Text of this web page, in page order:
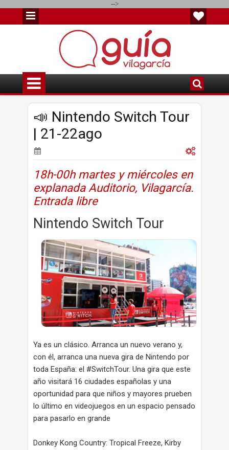
-->
📣 Nintendo Switch Tour
| 21-22ago
18h-00h martes y miércoles en
explanada Auditorio, Vilagarcía.
Entrada libre
Nintendo Switch Tour
Ya es un clásico. Arranca un nuevo verano y,
con él, arranca una nueva gira de Nintendo por
toda España: el #SwitchTour. Una gira que este
año visitará 16 ciudades españolas y una
oportunidad para que niños y mayores prueben
lo último en videojuegos en un espacio pensado
para pasarlo en grande
Donkey Kong Country: Tropical Freeze, Kirby